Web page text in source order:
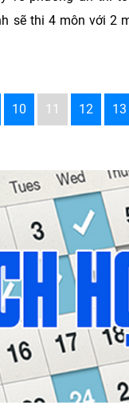
sẽ thi 4 môn với 2
10 11 12 13